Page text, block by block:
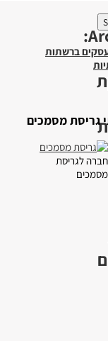
ברשתות
גריסת מסמכים
חברה לגריסת
מסמכים